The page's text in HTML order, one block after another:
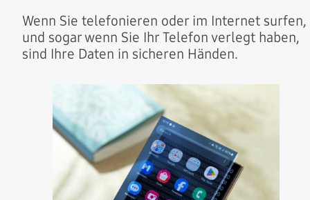
Wenn Sie telefonieren oder im Internet surfen,
und sogar wenn Sie Ihr Telefon verlegt haben,
sind Ihre Daten in sicheren Händen.